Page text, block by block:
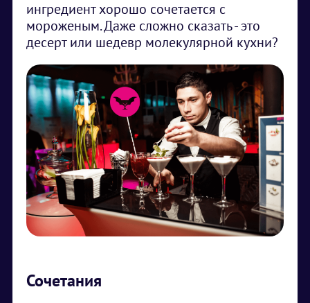
ингредиент хорошо сочетается с
мороженым. Даже сложно сказать - это
десерт или шедевр молекулярной кухни?
Сочетания